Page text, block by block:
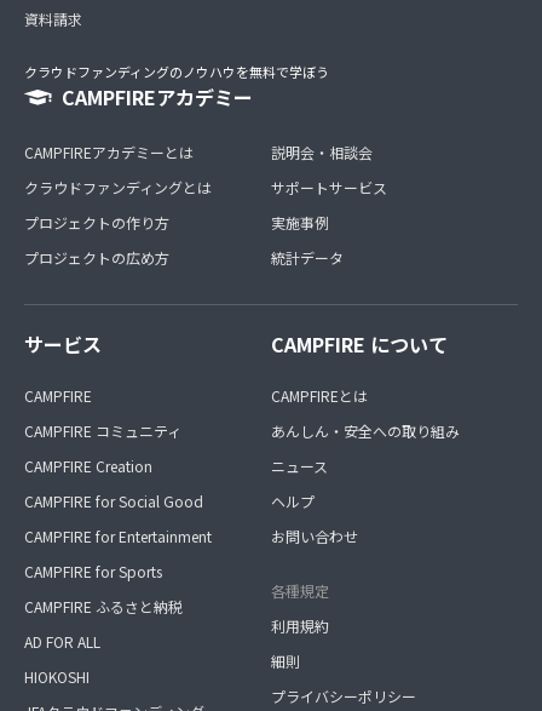
資料請求
クラウドファンディングのノウハウを無料で学ぼう
CAMPFIREアカデミー
CAMPFIREアカデミーとは
クラウドファンディングとは
プロジェクトの作り方
プロジェクトの広め方
説明会・相談会
サポートサービス
実施事例
統計データ
サービス
CAMPFIRE
CAMPFIRE コミュニティ
CAMPFIRE Creation
CAMPFIRE for Social Good
CAMPFIRE for Entertainment
CAMPFIRE for Sports
CAMPFIRE ふるさと納税
AD FOR ALL
HIOKOSHI
CAMPFIRE について
CAMPFIREとは
あんしん・安全への取り組み
ニュース
ヘルプ
お問い合わせ
各種規定
利用規約
細則
プライバシーポリシー